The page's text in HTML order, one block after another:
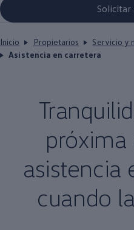
Solicitar
Inicio Propietarios
Servicio y
Asistencia en carretera
próxima
asistencia
cuando